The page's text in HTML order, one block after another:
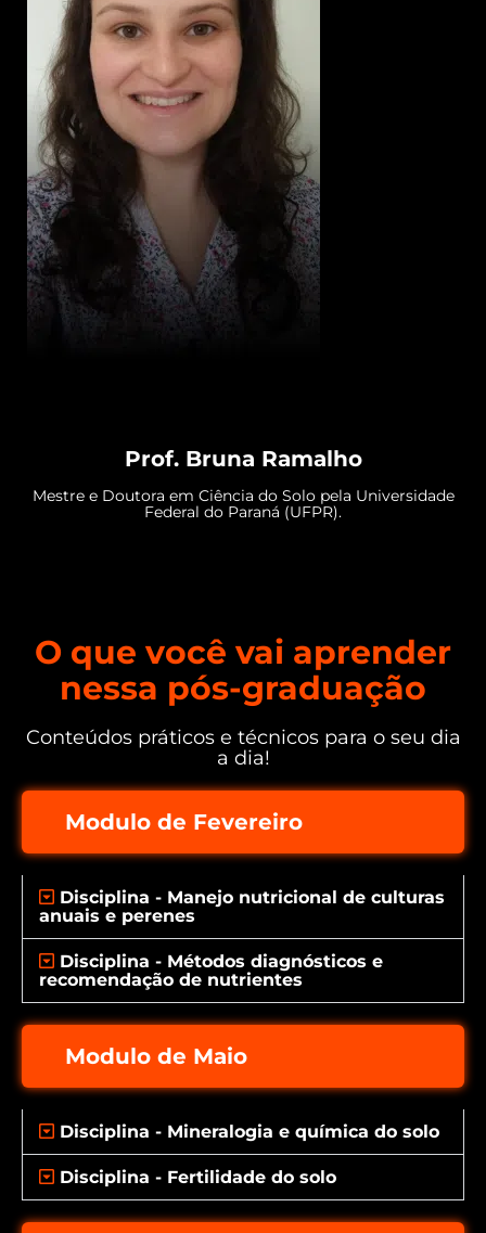
Prof. Bruna Ramalho
Mestre e Doutora em Ciência do Solo pela Universidade
Federal do Paraná (UFPR).
O que você vai aprender
nessa pós-graduação
Conteúdos práticos e técnicos para o seu dia
a dia!
Modulo de Fevereiro
Disciplina - Manejo nutricional de culturas
anuais e perenes
Disciplina - Métodos diagnósticos e
recomendação de nutrientes
Modulo de Maio
Disciplina - Mineralogia e química do solo
Disciplina - Fertilidade do solo